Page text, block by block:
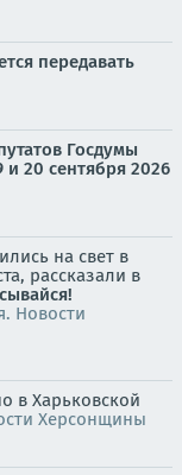
передавать
Госдумы
и 20 сентября 2026
на свет в
рассказали в
Новости
в Харьковской
Херсонщины